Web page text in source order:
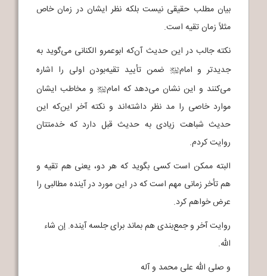
بیان مطلب حقیقی نیست بلکه نظر ایشان در زمان خاص
مثلاً زمان تقیه است.
نکته جالب در این حدیث آن‌که ابوعمرو الکنانی می‌گوید به
جدیدتر و امامj
ضمن تأیید تقیه‌بودن اولی را اشاره
می‌کنند و این نشان می‌دهد که امامj و مخاطب ایشان
موارد خاصی را مد نظر داشته‌اند و نکته آخر این‌که این
حدیث شباهت زیادی به حدیث قبل دارد که خدمتتان
روایت کردم.
البته ممکن است کسی بگوید که هر دو، یعنی هم تقیه و
هم تأخر زمانی مهم است که در این مورد در آینده مطالبی را
عرض خواهم کرد.
روایت آخر و جمع‌بندی هم بماند برای جلسه آینده. إن شاء
الله.
و صلی الله علی محمد و آله